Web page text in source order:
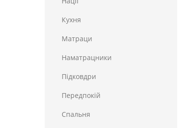
Кухня
Матраци
Наматрацники
Пiдковдри
Передпокій
Спальня